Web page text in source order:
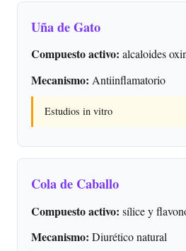
Uña de Gato
Compuesto activo: alcaloides
Mecanismo: Antiinflamatorio
Estudios in vitro
Cola de Caballo
Compuesto activo: sílice y
Mecanismo: Diurético natural